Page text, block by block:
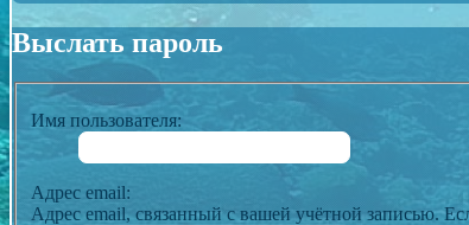
Выслать пароль
Имя пользователя:
Адрес email:
Адрес email, связанный с вашей учётной записью.